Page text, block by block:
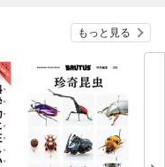
もっと見る